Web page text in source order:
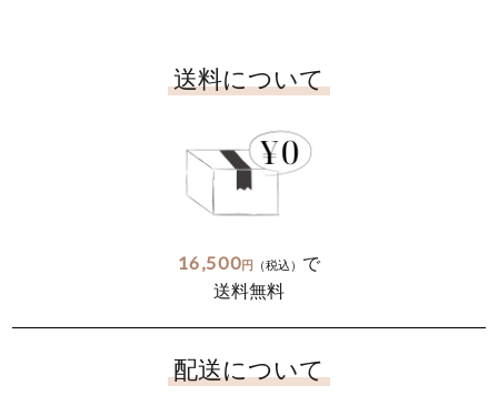
送料について
16,500円 （税込） で
送料無料
配送について